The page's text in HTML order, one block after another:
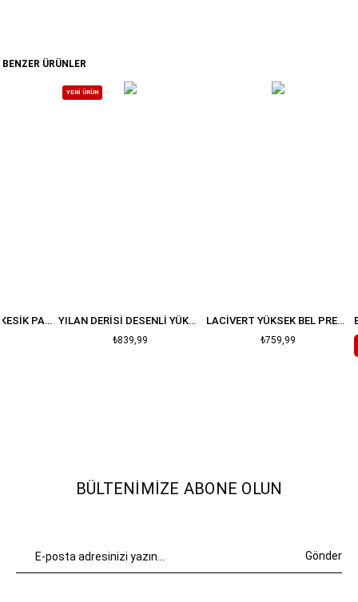
BENZER ÜRÜNLER
LACIVERT BOYFIT KESIK PAÇA JEAN YILAN DERISI DESENLI YÜKSEK BEL SIYAH STRAIGHT JEAN
₺839,99
YENI ÜRÜN
LACIVERT YÜKSEK BEL PREMIUM JEAN
₺759,99
BÜLTENIMIZE ABONE OLUN
Gönder